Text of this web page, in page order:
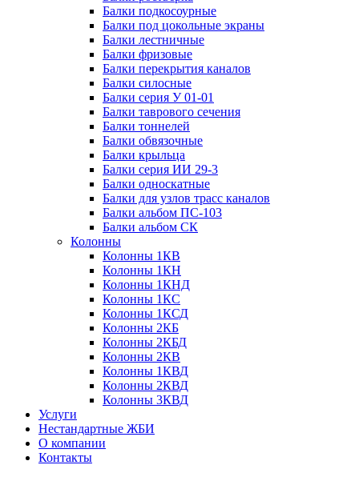
Балки подкосоурные
Балки под цокольные экраны
Балки лестничные
Балки фризовые
Балки перекрытия каналов
Балки силосные
Балки серия У 01-01
Балки таврового сечения
Балки тоннелей
Балки обвязочные
Балки крыльца
Балки серия ИИ 29-3
Балки односкатные
Балки для узлов трасс каналов
Балки альбом ПС-103
Балки альбом СК
Колонны
Колонны 1КВ
Колонны 1КН
Колонны 1КНД
Колонны 1КС
Колонны 1КСД
Колонны 2КБ
Колонны 2КБД
Колонны 2КВ
Колонны 1КВД
Колонны 2КВД
Колонны 3КВД
Услуги
Нестандартные ЖБИ
О компании
Контакты